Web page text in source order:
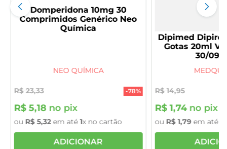
Domperidona 10mg 30
Comprimidos Genérico Neo
Química
NEO QUÍMICA
R$ 23,33 -78%
R$ 5,18no pix
ou R$ 5,32em até1x no cartão
ADICIONAR
Dipimed
Gotas 20ml
30/09/
R$ 14,95
R$ 1,74no pix
ou R$ 1,79em até